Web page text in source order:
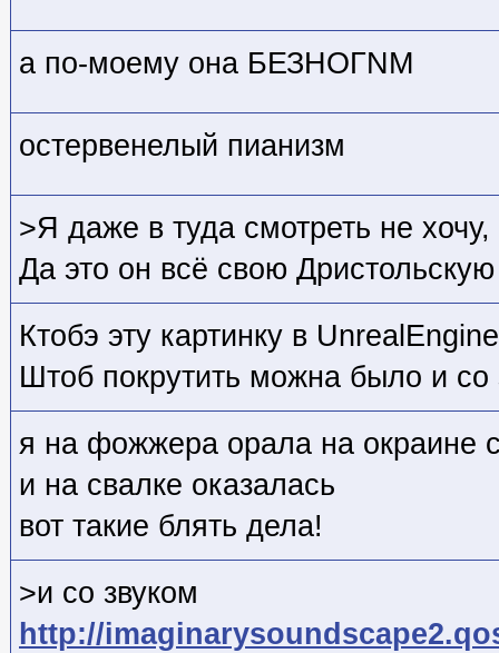
а по-моему она БЕЗНОГNМ
остервенелый пианизм
>Я даже в туда смотреть не
Да это он всё свою
Ктобэ эту картинку в
Штоб покрутить можна было и со
я на фожжера орала на окраине
и на свалке оказалась
вот такие блять дела!
>и со звуком
http://